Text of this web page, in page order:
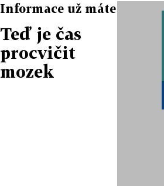
Informace už máte
Teď je čas
procvičit
mozek